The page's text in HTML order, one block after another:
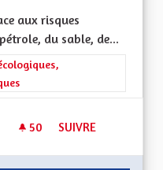
aux risques
du sable, de...
: Les transitions
50 50 ABONNÉS
SUIVRE